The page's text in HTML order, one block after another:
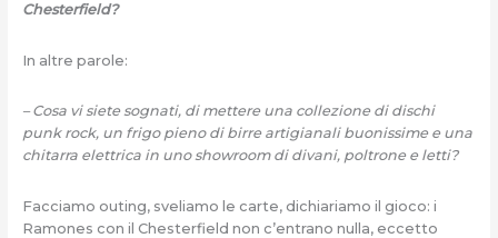
Chesterfield?
In altre parole:
– Cosa vi siete sognati, di mettere una collezione di dischi
punk rock, un frigo pieno di birre artigianali buonissime e una
chitarra elettrica in uno showroom di divani, poltrone e letti?
Facciamo outing, sveliamo le carte, dichiariamo il gioco: i
Ramones con il Chesterfield non c’entrano nulla, eccetto